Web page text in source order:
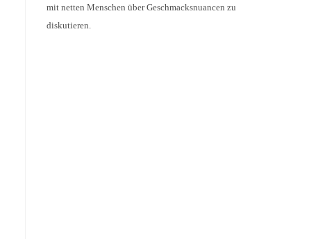
mit netten Menschen über Geschmacksnuancen zu
diskutieren.